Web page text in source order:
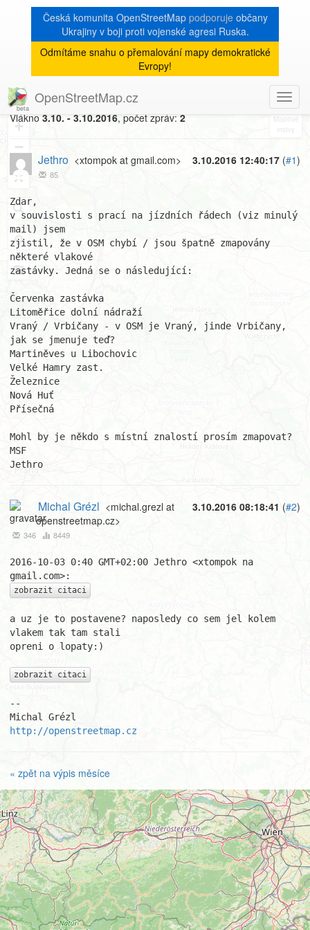
Česká komunita OpenStreetMap podporujeobčany
Ukrajiny v boji proti vojenské agresi Ruska.
Odmítáme snahu o přemalování mapy demokratické
Evropy!
OpenStreetMap.cz
8
+
−
« zpět na výpis měsíce
[Talk-cz]
Chybějící vlakové zastávky
Vlákno 3.10. - 3.10.2016, počet zpráv: 2
3.10.2016 12:40:17 (#1)
Jethro <xtompok at gmail.com>
85
Zdar,
v souvislosti s prací na jízdních řádech (viz minulý
mail) jsem
zjistil, že v OSM chybí / jsou špatně zmapovány
některé vlakové
zastávky. Jedná se o následující:
Červenka zastávka
Litoměřice dolní nádraží
Vraný / Vrbičany - v OSM je Vraný, jinde Vrbičany,
jak se jmenuje teď?
Martiněves u Libochovic
Velké Hamry zast.
Železnice
Nová Huť
Přísečná
Mohl by je někdo s místní znalostí prosím zmapovat?
MSF
Jethro
3.10.2016 08:18:41 (#2)
Michal Grézl <michal.grezl at
openstreetmap.cz>
346 8449
2016-10-03 0:40 GMT+02:00 Jethro <xtompok na
zobrazit citaci
a uz je to postavene? naposledy co sem jel kolem
vlakem tak tam stali
opreni o lopaty:)
zobrazit citaci
--
http://openstreetmap.cz
« zpět na výpis měsíce